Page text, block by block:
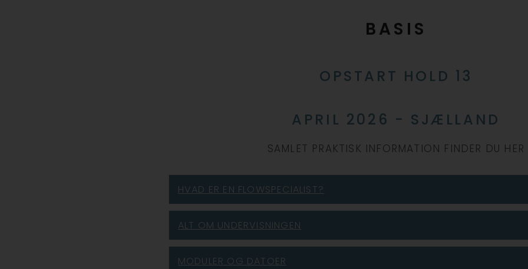
BASIS
OPSTART HOLD 13
APRIL 2026 - SJÆLLAND
SAMLET PRAKTISK INFORMATION FINDER DU HER
HVAD ER EN FLOWSPECIALIST?
ALT OM UNDERVISNINGEN
MODULER OG DATOER